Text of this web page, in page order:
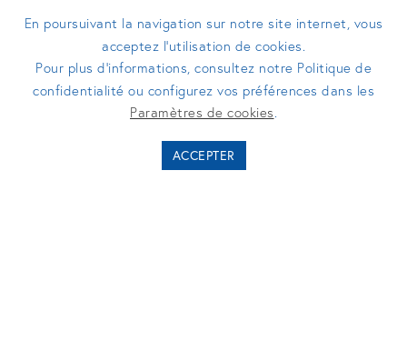
COMMUNIQUÉS DE PRESSE
Turenne Groupe, lauréat du Prix de la
FAS lors de la 21e cérémonie du
En poursuivant la navigation sur notre site internet, vous
acceptez l’utilisation de cookies.
Pour plus d’informations, consultez notre Politique de
confidentialité ou configurez vos préférences dans les
Paramètres de cookies.
ACCEPTER